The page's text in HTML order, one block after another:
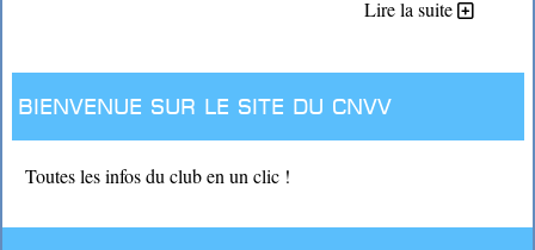
Lire la suite
Bienvenue sur le site du CNVV
Toutes les infos du club en un clic !